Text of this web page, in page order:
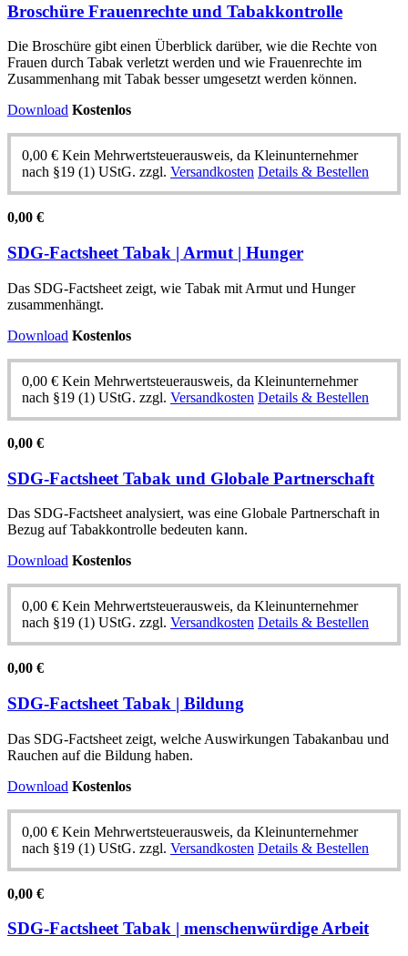
Broschüre Frauenrechte und Tabakkontrolle
Die Broschüre gibt einen Überblick darüber, wie die Rechte von
Frauen durch Tabak verletzt werden und wie Frauenrechte im
Zusammenhang mit Tabak besser umgesetzt werden können.
Download Kostenlos
0,00 € Kein Mehrwertsteuerausweis, da Kleinunternehmer
nach §19 (1) UStG. zzgl. Versandkosten Details & Bestellen
0,00 €
SDG-Factsheet Tabak | Armut | Hunger
Das SDG-Factsheet zeigt, wie Tabak mit Armut und Hunger
zusammenhängt.
Download Kostenlos
0,00 € Kein Mehrwertsteuerausweis, da Kleinunternehmer
nach §19 (1) UStG. zzgl. Versandkosten Details & Bestellen
0,00 €
SDG-Factsheet Tabak und Globale Partnerschaft
Das SDG-Factsheet analysiert, was eine Globale Partnerschaft in
Bezug auf Tabakkontrolle bedeuten kann.
Download Kostenlos
0,00 € Kein Mehrwertsteuerausweis, da Kleinunternehmer
nach §19 (1) UStG. zzgl. Versandkosten Details & Bestellen
0,00 €
SDG-Factsheet Tabak | Bildung
Das SDG-Factsheet zeigt, welche Auswirkungen Tabakanbau und
Rauchen auf die Bildung haben.
Download Kostenlos
0,00 € Kein Mehrwertsteuerausweis, da Kleinunternehmer
nach §19 (1) UStG. zzgl. Versandkosten Details & Bestellen
0,00 €
SDG-Factsheet Tabak | menschenwürdige Arbeit